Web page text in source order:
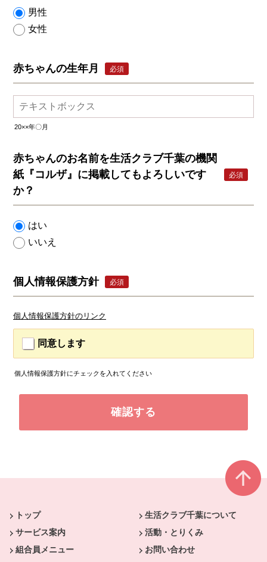
男性
女性
赤ちゃんの生年月 必須
20××年〇月
赤ちゃんのお名前を生活クラブ千葉の機関
紙『コルザ』に掲載してもよろしいです
か？
必須
はい
いいえ
個人情報保護方針 必須
個人情報保護方針のリンク
同意します
個人情報保護方針にチェックを入れてください
トップ
生活クラブ千葉について
サービス案内
活動・とりくみ
組合員メニュー
お問い合わせ